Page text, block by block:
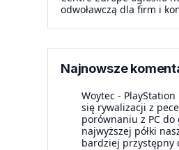
odwoławczą dla firm i
Najnowsze
Woytec -
się rywalizacji z
porównaniu z PC do
najwyższej półki
bardziej przystępny